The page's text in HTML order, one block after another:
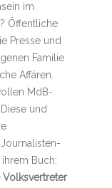
im
Öffentliche
Presse und
Familie
Affären.
MdB-
und
Buch:
Volksvertreter